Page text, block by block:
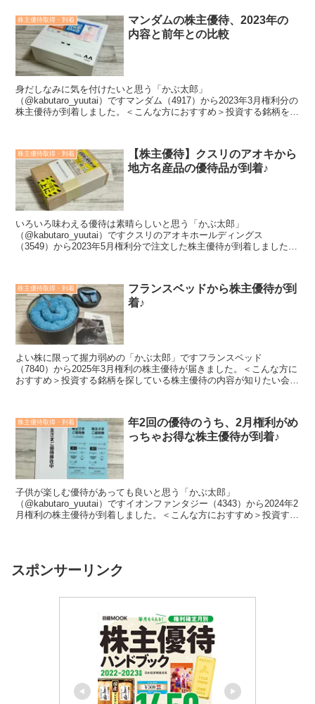
株主優待取得・到着
マンダムの株主優待、2023年の
内容と前年との比較
身だしなみに気を付けたいと思う「かぶ太郎」
（@kabutaro_yuutai）ですマンダム（4917）から2023年3月権利分の
株主優待が到着しました。＜こんな方におすすめ＞投資する銘柄を探
株主優待取得・到着
【株主優待】クスリのアオキから
地方名産品の優待品が到着♪
いろいろ味わえる優待は素晴らしいと思う「かぶ太郎」
（@kabutaro_yuutai）ですクスリのアオキホールディングス
（3549）から2023年5月権利分で注文した株主優待が到着しました。
株主優待取得・到着
フランスベッドから株主優待が到
着♪
よい株に限って握力弱めの「かぶ太郎」ですフランスベッド
（7840）から2025年3月権利の株主優待が届きました。＜こんな方に
おすすめ＞投資する銘柄を探している株主優待の内容が知りたい会社
株主優待取得・到着
年2回の優待のうち、2月権利がめ
っちゃお得な株主優待が到着♪
子供が楽しむ優待があっても良いと思う「かぶ太郎」
（@kabutaro_yuutai）ですイオンファンタジー（4343）から2024年2
月権利の株主優待が到着しました。＜こんな方におすすめ＞投資する
スポンサーリンク